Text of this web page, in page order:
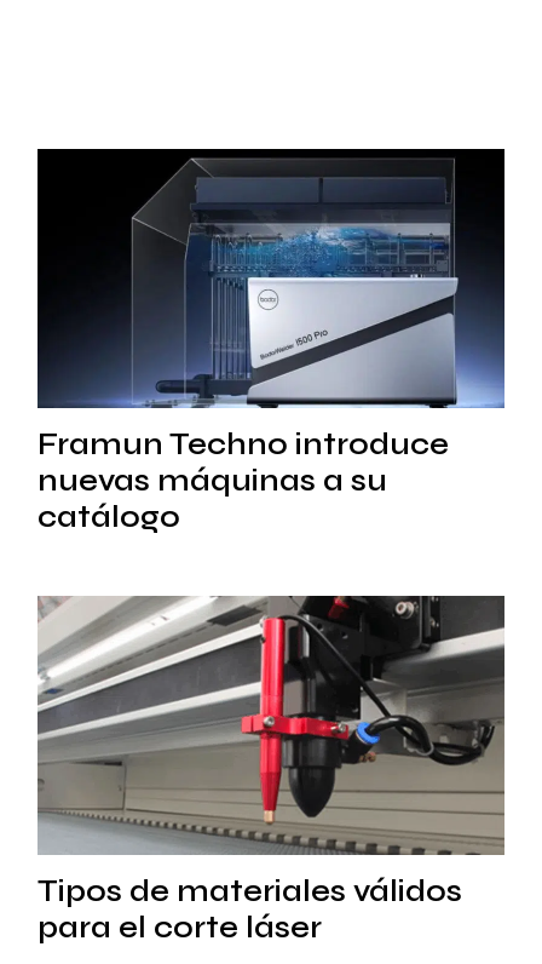
Framun Techno introduce
nuevas máquinas a su
catálogo
Tipos de materiales válidos
para el corte láser